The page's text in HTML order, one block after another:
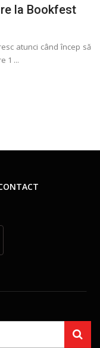
la Bookfest
atunci când încep să
1 ...